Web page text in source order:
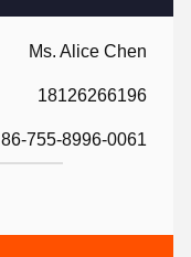
Ms. Alice Chen
18126266196
86-755-8996-0061